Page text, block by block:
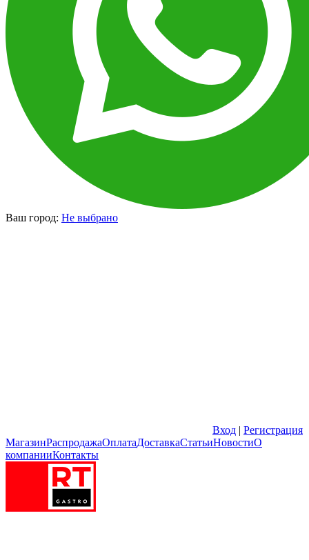
Ваш город: Не выбрано
Вход | Регистрация
МагазинРаспродажаОплатаДоставкаСтатьиНовостиО
компанииКонтакты